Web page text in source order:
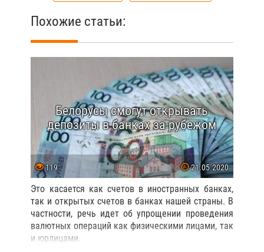
Похожие статьи:
Белорусы смогут открывать
депозиты в банках за рубежом
119 21.05.2020
Это касается как счетов в иностранных банках,
так и открытых счетов в банках нашей страны. В
частности, речь идет об упрощении проведения
валютных операций как физическими лицами, так
и юрлицами.